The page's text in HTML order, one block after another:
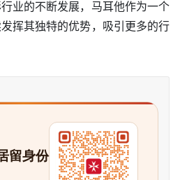
业的不断发展，马耳他作为一个
挥其独特的优势，吸引更多的行
留身份